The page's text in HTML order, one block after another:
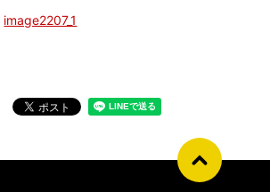
image2207_1